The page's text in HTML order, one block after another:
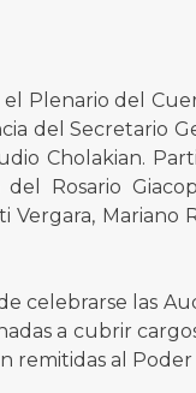
el Plenario del
del Secretario
Cholakian.
Rosario
Vergara, Mariano
celebrarse las
a cubrir
remitidas al